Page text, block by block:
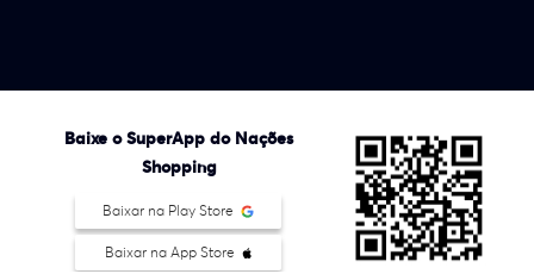
Baixe o SuperApp do Nações
Shopping
Baixar na Play Store
Baixar na App Store